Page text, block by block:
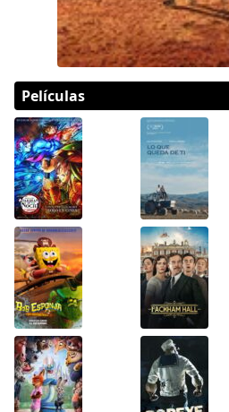
Películas